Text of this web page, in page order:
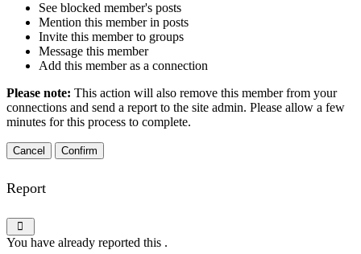
See blocked member's posts
Mention this member in posts
Invite this member to groups
Message this member
Add this member as a connection
Please note: This action will also remove this member from your
connections and send a report to the site admin. Please allow a few
minutes for this process to complete.
Confirm
Report
You have already reported this .